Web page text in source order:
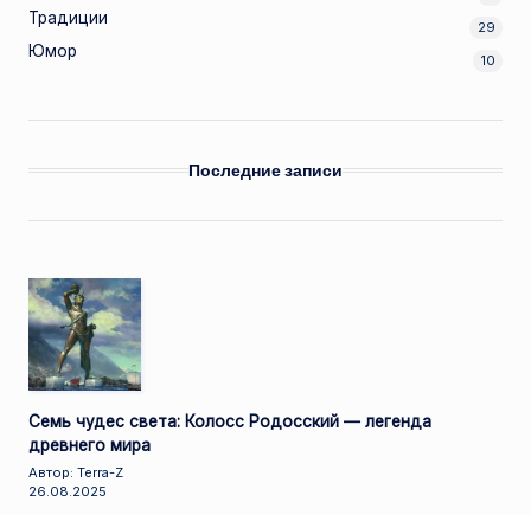
Традиции
29
Юмор
10
Последние записи
Семь чудес света: Колосс Родосский — легенда
древнего мира
Автор: Terra-Z
26.08.2025